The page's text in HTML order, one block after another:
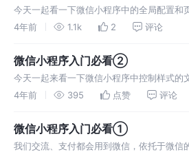
今天一起看一下微信小程序中的全局配置和
配置，页面配置和全局配置同时存在，哪一个
4年前 1.1k 2 评论
微信小程序入门必看②
今天一起来看一下微信小程序中控制样式的
件，一起看一看它与css有哪些区别以及有哪
4年前 395 点赞 评论
微信小程序入门必看①
我们交流、支付都会用到微信，依托于微信